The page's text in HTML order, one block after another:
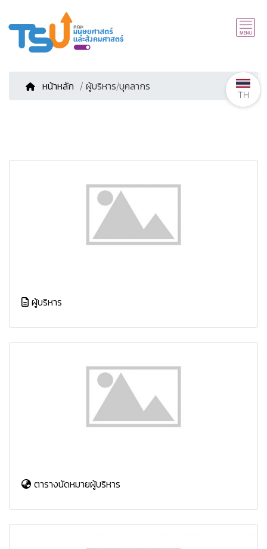
หน้าหลัก / ผู้บริหาร/บุคลากร
ผู้บริหาร
ตารางนัดหมายผู้บริหาร
TH